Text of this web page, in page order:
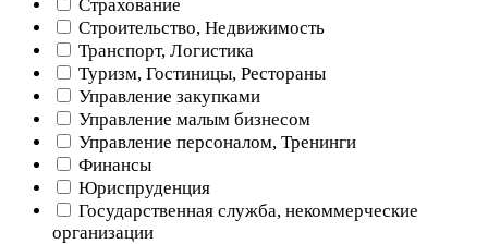
Страхование
Строительство, Недвижимость
Транспорт, Логистика
Туризм, Гостиницы, Рестораны
Управление закупками
Управление малым бизнесом
Управление персоналом, Тренинги
Финансы
Юриспруденция
Государственная служба, некоммерческие
организации